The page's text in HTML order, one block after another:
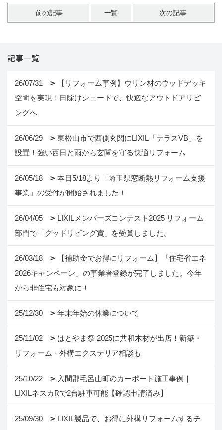
前の記事 一覧 次の記事
記事一覧
26/07/31
【リフォーム事例】ウリン材のウッドデッキ
空間を実現！日除けシェードで、快適なアウトドアリビ
ングへ
26/06/29
東松山市で西側玄関にLIXIL「テラスVB」を
設置！強い西日と雨から玄関を守る快適リフォーム
26/05/18
本日5/18より「埼玉県窓断熱リフォーム支援
事業」の受付が開始されました！
26/04/05
LIXILメンバーズコンテスト2025 リフォーム
部門で「グッドリビング賞」を受賞しました。
26/03/18
【補助金でお得にリフォーム】「住宅省エネ
2026キャンペーン」の事業者登録が完了しました。今年
から非住宅も対象に！
25/12/30 年末年始の休業について
25/11/02
はとやま祭 2025に共和木材が出店！新築・
リフォーム・外構エクステリア相談も
25/10/22
入間郡毛呂山町のカーポート施工事例｜
LIXILネスカRで2台駐車可能【確認申請済み】
25/09/30
LIXIL製品で、お得に外構リフォームするチ